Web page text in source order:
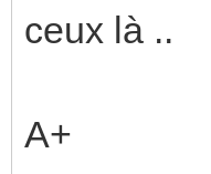
ceux là ..
A+